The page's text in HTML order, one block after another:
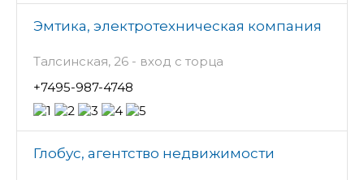
Эмтика, электротехническая компания
Талсинская, 26 - вход с торца
+7495-987-4748
Глобус, агентство недвижимости